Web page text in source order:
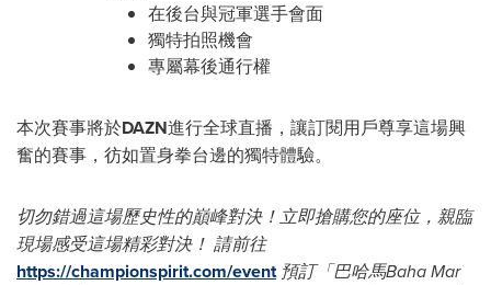
在後台與冠軍選手會面
獨特拍照機會
專屬幕後通行權
本次賽事將於DAZN進行全球直播，讓訂閱用戶尊享這場興
奮的賽事，彷如置身拳台邊的獨特體驗。
切勿錯過這場歷史性的巔峰對決！立即搶購您的座位，親臨
現場感受這場精彩對決！ 請前往
https://championspirit.com/event 預訂「巴哈馬Baha Mar